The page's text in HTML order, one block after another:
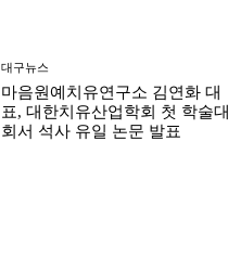
대구뉴스
마음원예치유연구소 김연화 대
표, 대한치유산업학회 첫 학술대
회서 석사 유일 논문 발표